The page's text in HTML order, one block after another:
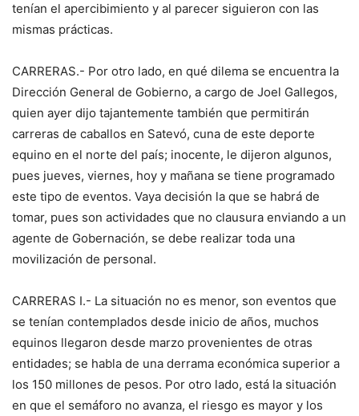
tenían el apercibimiento y al parecer siguieron con las
mismas prácticas.
CARRERAS.- Por otro lado, en qué dilema se encuentra la
Dirección General de Gobierno, a cargo de Joel Gallegos,
quien ayer dijo tajantemente también que permitirán
carreras de caballos en Satevó, cuna de este deporte
equino en el norte del país; inocente, le dijeron algunos,
pues jueves, viernes, hoy y mañana se tiene programado
este tipo de eventos. Vaya decisión la que se habrá de
tomar, pues son actividades que no clausura enviando a un
agente de Gobernación, se debe realizar toda una
movilización de personal.
CARRERAS I.- La situación no es menor, son eventos que
se tenían contemplados desde inicio de años, muchos
equinos llegaron desde marzo provenientes de otras
entidades; se habla de una derrama económica superior a
los 150 millones de pesos. Por otro lado, está la situación
en que el semáforo no avanza, el riesgo es mayor y los